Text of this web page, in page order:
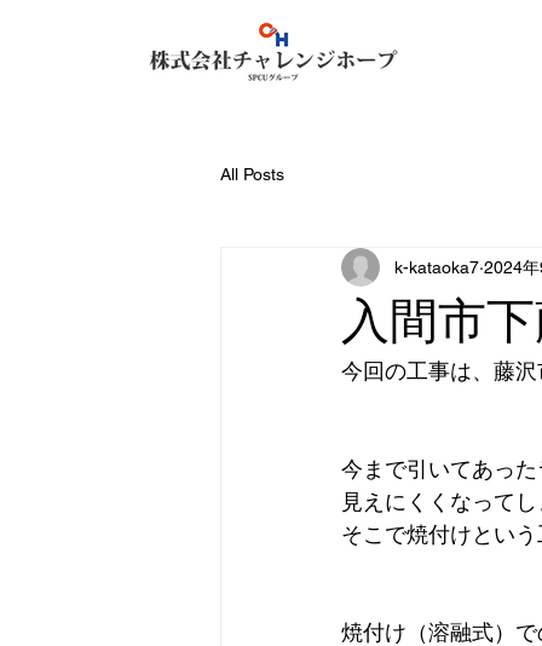
All Posts
入間市
k-kataoka7 2024
今回の工事は、藤
今まで引いてあっ
見えにくくなって
そこで焼付けとい
焼付け（溶融式）